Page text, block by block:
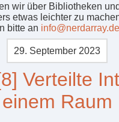
wir über Bibliotheken
etwas leichter zu
bitte an info@nerdarray.de
29. September 2023
Verteilte
einem Raum